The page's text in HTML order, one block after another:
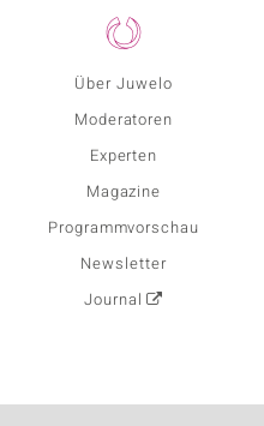
Über Juwelo
Moderatoren
Experten
Magazine
Programmvorschau
Newsletter
Journal